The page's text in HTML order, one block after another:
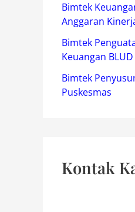
Bimtek
Anggaran
Bimtek
Keuangan BLUD
Bimtek
Puskesmas
Kontak